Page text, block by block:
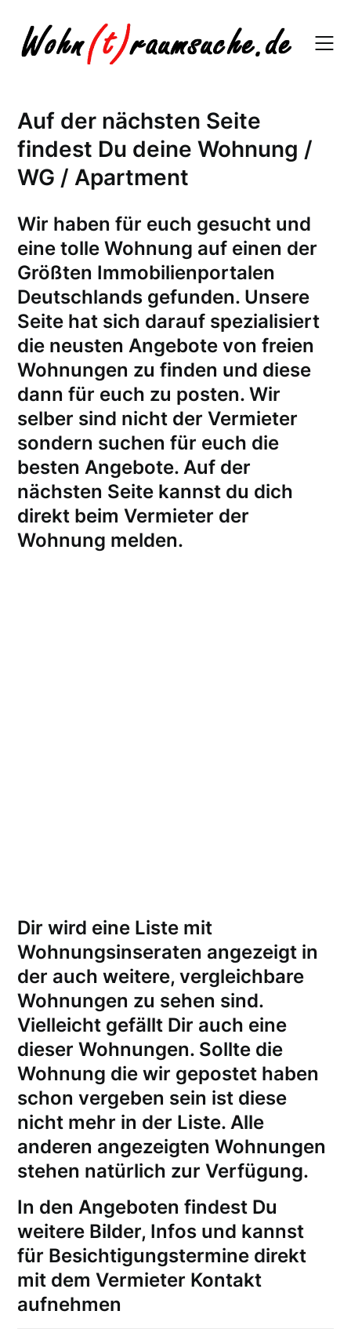
content
Auf der nächsten Seite
findest Du deine Wohnung /
WG / Apartment
Wir haben für euch gesucht und
eine tolle Wohnung auf einen der
Größten Immobilienportalen
Deutschlands gefunden. Unsere
Seite hat sich darauf spezialisiert
die neusten Angebote von freien
Wohnungen zu finden und diese
dann für euch zu posten. Wir
selber sind nicht der Vermieter
sondern suchen für euch die
besten Angebote. Auf der
nächsten Seite kannst du dich
direkt beim Vermieter der
Wohnung melden.
Dir wird eine Liste mit
Wohnungsinseraten angezeigt in
der auch weitere, vergleichbare
Wohnungen zu sehen sind.
Vielleicht gefällt Dir auch eine
dieser Wohnungen. Sollte die
Wohnung die wir gepostet haben
schon vergeben sein ist diese
nicht mehr in der Liste. Alle
anderen angezeigten Wohnungen
stehen natürlich zur Verfügung.
In den Angeboten findest Du
weitere Bilder, Infos und kannst
für Besichtigungstermine direkt
mit dem Vermieter Kontakt
aufnehmen